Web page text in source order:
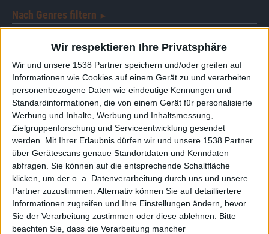
Wir respektieren Ihre Privatsphäre
Wir und unsere 1538 Partner speichern und/oder greifen auf
Informationen wie Cookies auf einem Gerät zu und verarbeiten
personenbezogene Daten wie eindeutige Kennungen und
Standardinformationen, die von einem Gerät für personalisierte
Werbung und Inhalte, Werbung und Inhaltsmessung,
Zielgruppenforschung und Serviceentwicklung gesendet
werden.
Mit Ihrer Erlaubnis dürfen wir und unsere 1538 Partner
über Gerätescans genaue Standortdaten und Kenndaten
abfragen. Sie können auf die entsprechende Schaltfläche
klicken, um der o. a. Datenverarbeitung durch uns und unsere
Partner zuzustimmen. Alternativ können Sie auf detailliertere
Informationen zugreifen und Ihre Einstellungen ändern, bevor
Sie der Verarbeitung zustimmen oder diese ablehnen.
Bitte
beachten Sie, dass die Verarbeitung mancher
Nach Genres filtern ►︎
Alben von Tiamat
Review Review